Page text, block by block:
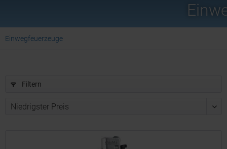
Einwegfeuerzeuge
Filtern